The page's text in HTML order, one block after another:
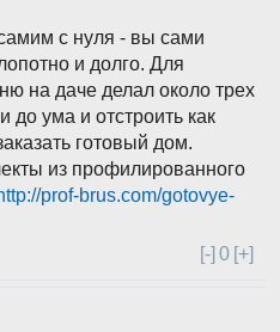
с нуля - вы сами
и долго. Для
на даче делал около трех
до ума и отстроить как
готовый дом.
из профилированного
prof-brus.com/gotovye-
[-] 0 [+]